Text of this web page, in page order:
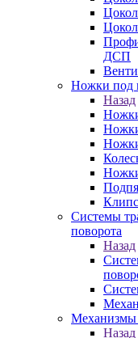
ДСП
Ножки под
Назад
Системы
поворота
Назад
Механизмы
Назад